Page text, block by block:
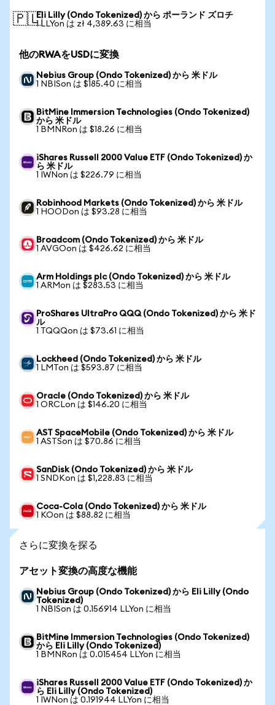
🇵🇱Eli Lilly (Ondo Tokenized) から ポーランド ズロチ
1 LLYon は zł 4,389.63 に相当
他のRWAをUSDに変換
Nebius Group (Ondo Tokenized) から 米ドル
1 NBISon は $185.40 に相当
BitMine Immersion Technologies (Ondo Tokenized)
から 米ドル
1 BMNRon は $18.26 に相当
iShares Russell 2000 Value ETF (Ondo Tokenized) か
ら 米ドル
1 IWNon は $226.79 に相当
Robinhood Markets (Ondo Tokenized) から 米ドル
1 HOODon は $93.28 に相当
Broadcom (Ondo Tokenized) から 米ドル
1 AVGOon は $426.62 に相当
Arm Holdings plc (Ondo Tokenized) から 米ドル
1 ARMon は $283.53 に相当
ProShares UltraPro QQQ (Ondo Tokenized) から 米ド
ル
1 TQQQon は $73.61 に相当
Lockheed (Ondo Tokenized) から 米ドル
1 LMTon は $593.87 に相当
Oracle (Ondo Tokenized) から 米ドル
1 ORCLon は $146.20 に相当
AST SpaceMobile (Ondo Tokenized) から 米ドル
1 ASTSon は $70.86 に相当
SanDisk (Ondo Tokenized) から 米ドル
1 SNDKon は $1,228.83 に相当
Coca-Cola (Ondo Tokenized) から 米ドル
1 KOon は $88.82 に相当
さらに変換を探る
アセット変換の高度な機能
Nebius Group (Ondo Tokenized) から Eli Lilly (Ondo
Tokenized)
1 NBISon は 0.156914 LLYon に相当
BitMine Immersion Technologies (Ondo Tokenized)
から Eli Lilly (Ondo Tokenized)
1 BMNRon は 0.015454 LLYon に相当
iShares Russell 2000 Value ETF (Ondo Tokenized) か
ら Eli Lilly (Ondo Tokenized)
1 IWNon は 0.191944 LLYon に相当